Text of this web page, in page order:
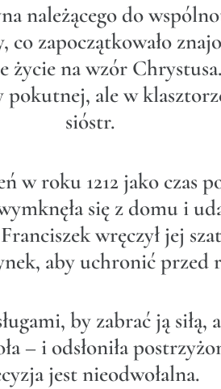
należącego do
zapoczątkowało
na wzór
ale w
sióstr.
roku 1212 jako czas
się z domu i
wręczył jej
aby uchronić przed
by zabrać ją siłą,
– i odsłoniła
jest nieodwołalna.